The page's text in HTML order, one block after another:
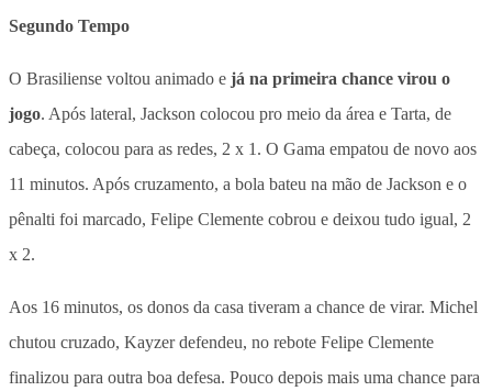
Segundo Tempo
O Brasiliense voltou animado e já na primeira chance virou o
jogo. Após lateral, Jackson colocou pro meio da área e Tarta, de
cabeça, colocou para as redes, 2 x 1. O Gama empatou de novo aos
11 minutos. Após cruzamento, a bola bateu na mão de Jackson e o
pênalti foi marcado, Felipe Clemente cobrou e deixou tudo igual, 2
x 2.
Aos 16 minutos, os donos da casa tiveram a chance de virar. Michel
chutou cruzado, Kayzer defendeu, no rebote Felipe Clemente
finalizou para outra boa defesa. Pouco depois mais uma chance para